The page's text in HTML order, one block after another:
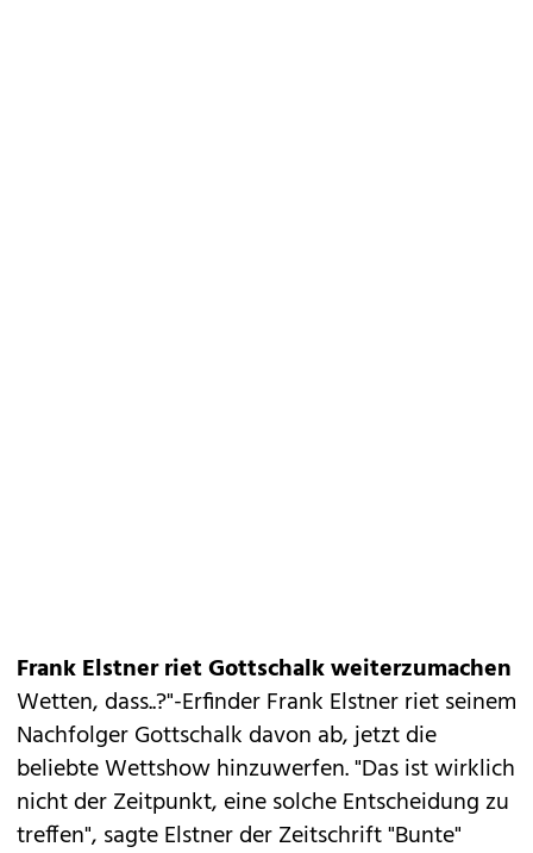
Frank Elstner riet Gottschalk weiterzumachen
Wetten, dass..?"-Erfinder Frank Elstner riet seinem
Nachfolger Gottschalk davon ab, jetzt die
beliebte Wettshow hinzuwerfen. "Das ist wirklich
nicht der Zeitpunkt, eine solche Entscheidung zu
treffen", sagte Elstner der Zeitschrift "Bunte"